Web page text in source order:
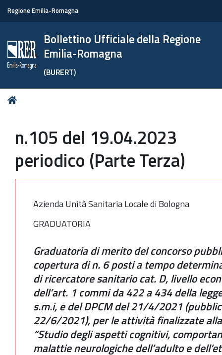
Regione Emilia-Romagna
Bollettino Ufficiale della Regione
Emilia-Romagna
(BURERT)
Tu
n.105 del 19.04.2023
periodico (Parte Terza)
Azienda Unità Sanitaria Locale di Bologna
GRADUATORIA
Graduatoria di merito del concorso
copertura di n. 6 posti a tempo
di ricercatore sanitario cat. D, livello
dell’art. 1 commi da 422 a 434 della
s.m.i, e del DPCM del 21/4/2021
22/6/2021), per le attività finalizzate
“Studio degli aspetti cognitivi,
malattie neurologiche dell’adulto e